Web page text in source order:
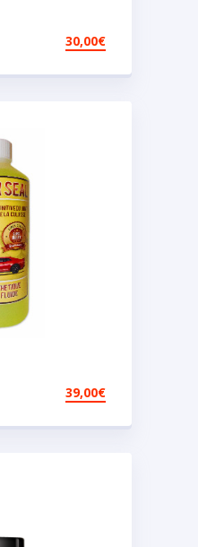
30,00€
39,00€